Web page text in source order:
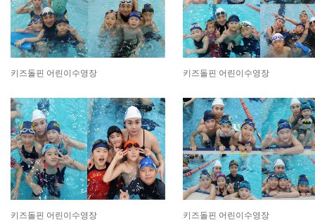
키즈돌핀 어린이수영장 키즈돌핀 어린이수영장
키즈돌핀 어린이수영장 키즈돌핀 어린이수영장